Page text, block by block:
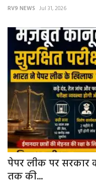
RV9 NEWS Jul 31, 2026
पेपर लीक पर सरकार
तक की...